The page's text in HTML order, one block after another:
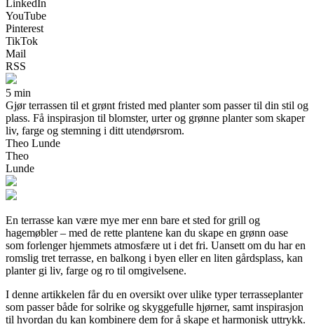
LinkedIn
YouTube
Pinterest
TikTok
Mail
RSS
5 min
Gjør terrassen til et grønt fristed med planter som passer til din stil og
plass. Få inspirasjon til blomster, urter og grønne planter som skaper
liv, farge og stemning i ditt utendørsrom.
Theo Lunde
Theo
Lunde
En terrasse kan være mye mer enn bare et sted for grill og
hagemøbler – med de rette plantene kan du skape en grønn oase
som forlenger hjemmets atmosfære ut i det fri. Uansett om du har en
romslig tret terrasse, en balkong i byen eller en liten gårdsplass, kan
planter gi liv, farge og ro til omgivelsene.
I denne artikkelen får du en oversikt over ulike typer terrasseplanter
som passer både for solrike og skyggefulle hjørner, samt inspirasjon
til hvordan du kan kombinere dem for å skape et harmonisk uttrykk.